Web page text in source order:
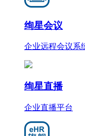
绚星会议
企业远程会议系
绚星直播
企业直播平台